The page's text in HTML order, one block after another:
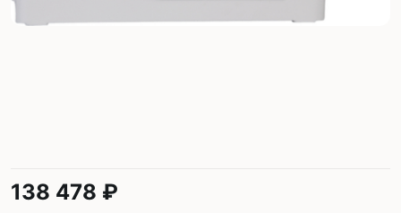
138 478 ₽